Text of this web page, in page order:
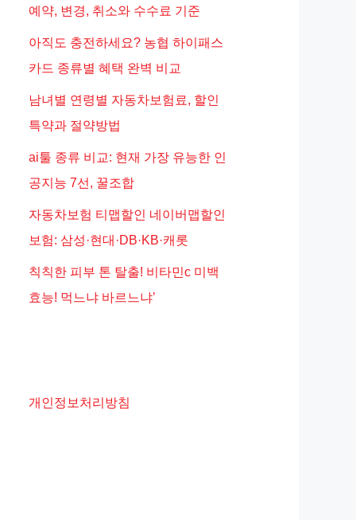
예약, 변경, 취소와 수수료 기준
아직도 충전하세요? 농협 하이패스
카드 종류별 혜택 완벽 비교
남녀별 연령별 자동차보험료, 할인
특약과 절약방법
ai툴 종류 비교: 현재 가장 유능한 인
공지능 7선, 꿀조합
자동차보험 티맵할인 네이버맵할인
보험: 삼성·현대·DB·KB·캐롯
칙칙한 피부 톤 탈출! 비타민c 미백
효능! 먹느냐 바르느냐’
개인정보처리방침